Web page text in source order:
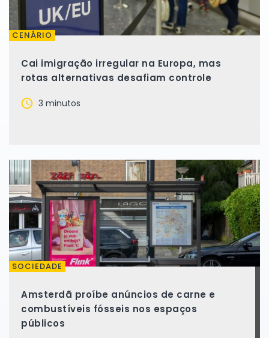
CENÁRIO
Cai imigração irregular na Europa, mas
rotas alternativas desafiam controle
3 minutos
SOCIEDADE
Amsterdã proíbe anúncios de carne e
combustíveis fósseis nos espaços
públicos